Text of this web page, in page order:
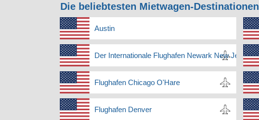
Die beliebtesten Mietwagen-Destinationen
Austin
Der Internationale Flughafen Newark New Jersey
Flughafen Chicago O'Hare
Flughafen Denver